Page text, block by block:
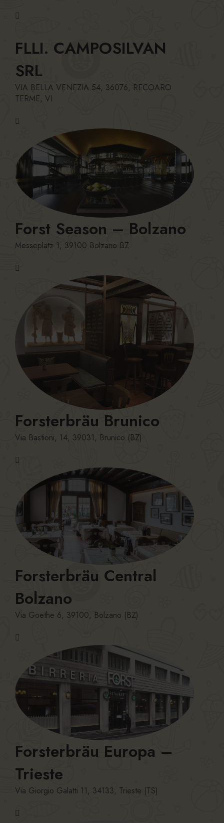
FLLI. CAMPOSILVAN
SRL
VIA BELLA VENEZIA 54, 36076, RECOARO
TERME, VI
Forst Season – Bolzano
Messeplatz 1, 39100 Bolzano BZ
Forsterbräu Brunico
Via Bastioni, 14, 39031, Brunico (BZ)
Forsterbräu Central
Bolzano
Via Goethe 6, 39100, Bolzano (BZ)
Forsterbräu Europa –
Trieste
Via Giorgio Galatti 11, 34133, Trieste (TS)